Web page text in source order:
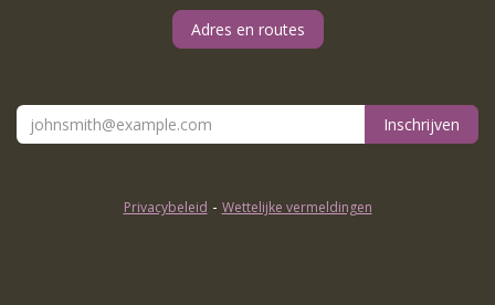
Adres en routes
Inschrijven
Privacybeleid - Wettelijke vermeldingen